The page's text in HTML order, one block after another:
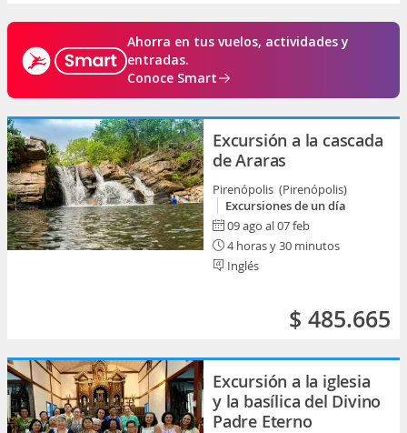
Ahorra en tus vuelos, actividades y
entradas.
Conoce Smart
Excursión a la cascada
de Araras
Pirenópolis (Pirenópolis)
Excursiones de un día
09 ago al 07 feb
4 horas y 30 minutos
Inglés
$ 485.665
Excursión a la iglesia
y la basílica del Divino
Padre Eterno